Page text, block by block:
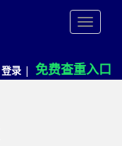
登录 | 免费查重入口